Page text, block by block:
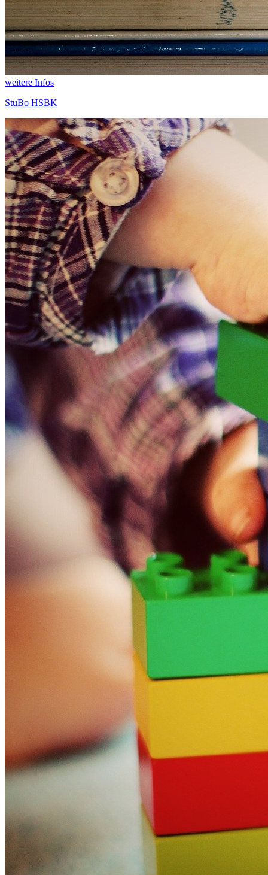
weitere Infos
StuBo HSBK